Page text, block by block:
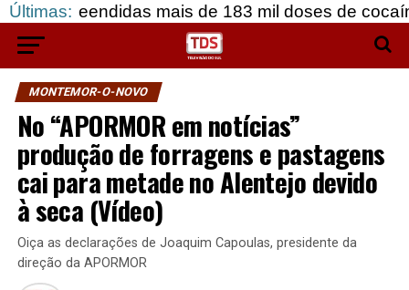
Últimas:mais de 183 mil doses de cocaína, em
MONTEMOR-O-NOVO
No “APORMOR em notícias”
produção de forragens e pastagens
cai para metade no Alentejo devido
à seca (Vídeo)
Oiça as declarações de Joaquim Capoulas, presidente da
direção da APORMOR